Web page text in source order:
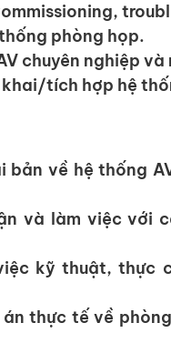
phòng họp.
chuyên nghiệp
khai/tích hợp hệ
về hệ thống
và làm việc với
kỹ thuật, thực
thực tế về